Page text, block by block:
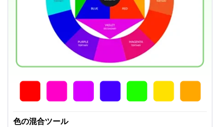
色の混合ツール